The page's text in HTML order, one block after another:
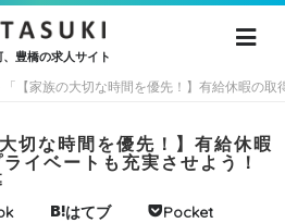
、豊橋の求人サイト
【家族の大切な時間を優先！】有給休暇の
切な時間を優先！】有給休暇
イベートも充実させよう！
はてブ Pocket